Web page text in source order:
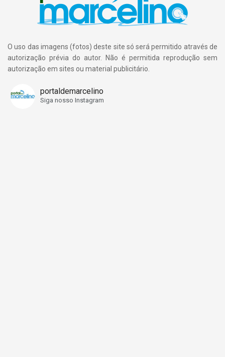
O uso das imagens (fotos) deste site só será permitido através de
autorização prévia do autor. Não é permitida reprodução sem
autorização em sites ou material publicitário.
portaldemarcelino
Siga nosso Instagram